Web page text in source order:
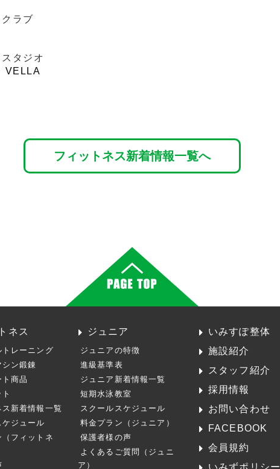
ラブ
タジオ
VELLA
フィットネス新着情報一覧へ
ネス
レーニング
ン鍛錬
商品
新着情報一覧
ケジュール
フィットネ
ジュニア
ジュニアの特徴
進級基準表
ジュニア新着情報一覧
短期水泳教室
スクールスケジュール
料金プラン（ジュニア）
保護者様の声
よくあるご質問（ジュニ
ア）
いみすぽ整体
施設紹介
スタッフ紹介
採用情報
お問い合わせ
FACEBOOK
会員規約
いみずポリシー